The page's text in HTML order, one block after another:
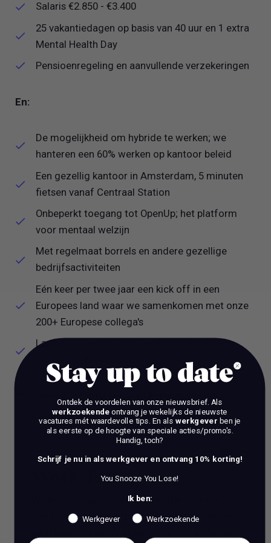
Salaris €2.850 - €3.400
25 vakantiedagen op basis van 40 uur en 1 extra
Mental Health Day
Pensioenregeling en aanvullende verzekeringen
En:
De mogelijkheid om hybride te werken; we
hanteren een 60% werken op kantoor beleid
Een gezellig kantoor in Amsterdam, 5 minuten
fietsen vanaf Centraal Station
Onbeperkt toegang tot OpenUp; het platform
voor mentaal welzijn
Met regelmaat borrels en andere gezellige
bedrijfsactiviteiten
Eén keer per twee jaar een kick off in een
Europees land waar we samenkomen met onze
200+ Europese collega's
Laptop en overige thuiswerkbenodigdheden
solliciteer button t.a.v. Laurien Visschedijk
Work Talks
Wil je een stap vooruit zetten in je carrière?
Ben je op zoek naar meer dan alleen reguliere
Stay up to date
Ontdek de voordelen van onze nieuwsbrief. Als
werkzoekendeontvang je wekelijks de nieuwste
vacatures mét waardevolle tips. En als werkgever ben je
als eerste op de hoogte van speciale acties/promo's.
Handig, toch?
Schrijf je nu in als werkgever en ontvang 10% korting!
You Snooze You Lose!
Ik ben:
Werkgever Werkzoekende